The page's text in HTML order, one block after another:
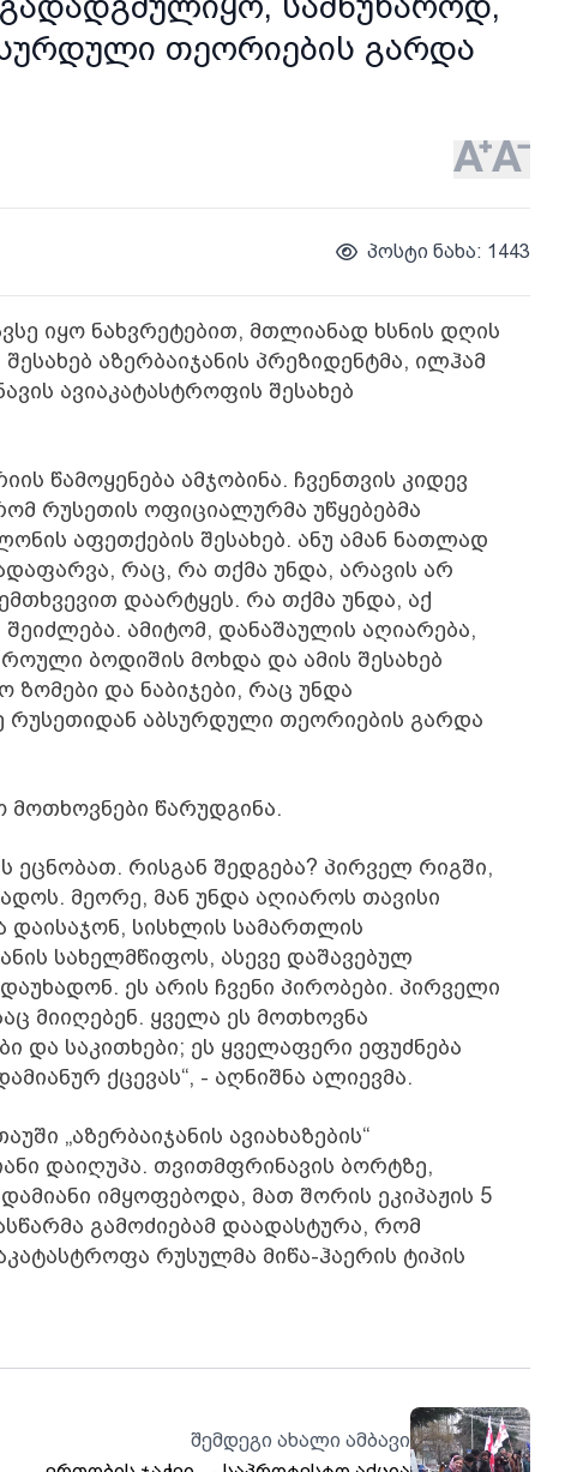
თეორიების გარდა
პოსტი ნახა: 1443
იყო ნახვრეტებით, მთლიანად ხსნის დღის
აზერბაიჯანის პრეზიდენტმა, ილჰამ
ავიაკატასტროფის შესახებ
წამოყენება ამჯობინა. ჩვენთვის კიდევ
რუსეთის ოფიციალურმა უწყებებმა
აფეთქების შესახებ. ანუ ამან ნათლად
რაც, რა თქმა უნდა, არავის არ
დაარტყეს. რა თქმა უნდა, აქ
ამიტომ, დანაშაულის აღიარება,
ბოდიშის მოხდა და ამის შესახებ
და ნაბიჯები, რაც უნდა
აბსურდული თეორიების გარდა
მოთხოვნები წარუდგინა.
ეცნობათ. რისგან შედგება? პირველ რიგში,
მეორე, მან უნდა აღიაროს თავისი
დაისაჯონ, სისხლის სამართლის
სახელმწიფოს, ასევე დაშავებულ
ეს არის ჩვენი პირობები. პირველი
მიიღებენ. ყველა ეს მოთხოვნა
და საკითხები; ეს ყველაფერი ეფუძნება
ქცევას“, - აღნიშნა ალიევმა.
„აზერბაიჯანის ავიახაზების“
დაიღუპა. თვითმფრინავის ბორტზე,
იმყოფებოდა, მათ შორის ეკიპაჟის 5
გამოძიებამ დაადასტურა, რომ
რუსულმა მიწა-ჰაერის ტიპის
შემდეგი ახალი ამბავი